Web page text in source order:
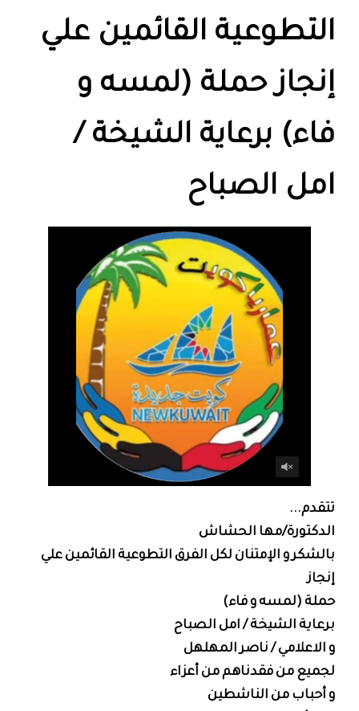
التطوعية القائمين علي
إنجاز حملة (لمسه و
فاء) برعاية الشيخة /
امل الصباح
تتقدم...
الدكتورة/مها الحشاش
بالشكر و الإمتنان لكل الفرق التطوعية القائمين علي
إنجاز
حملة (لمسه و فاء)
برعاية الشيخة / امل الصباح
و الاعلامي / ناصر المهلهل
لجميع من فقدناهم من أعزاء
و أحباب من الناشطين